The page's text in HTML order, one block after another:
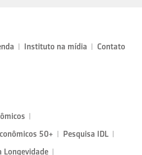
Instituto na mídia
Contato
50+
Pesquisa IDL
Longevidade